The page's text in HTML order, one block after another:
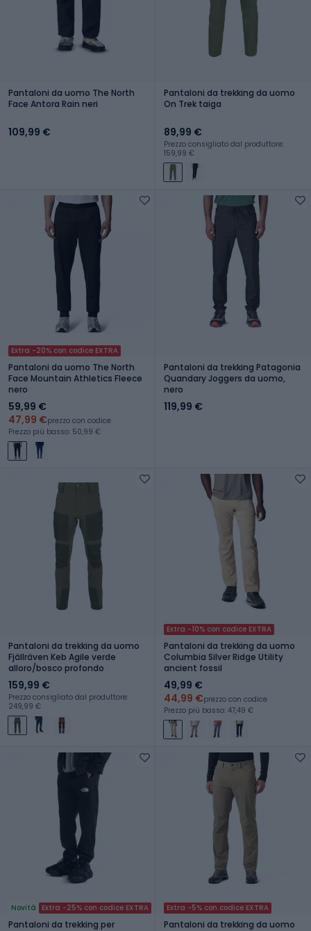
Pantaloni da uomo The North
Face Antora Rain neri
109,99 €
Pantaloni da trekking da uomo
On Trek taiga
89,99 €
Prezzo consigliato dal produttore:
159,99 €
Extra -20% con codice EXTRA
Pantaloni da uomo The North
Face Mountain Athletics Fleece
nero
59,99 €
47,99 €prezzo con codice
Prezzo più basso: 50,99 €
Pantaloni da trekking Patagonia
Quandary Joggers da uomo,
nero
119,99 €
Pantaloni da trekking da uomo
Fjällräven Keb Agile verde
alloro/bosco profondo
159,99 €
Prezzo consigliato dal produttore:
249,99 €
Extra -10% con codice EXTRA
Pantaloni da trekking da uomo
Columbia Silver Ridge Utility
ancient fossil
49,99 €
44,99 €prezzo con codice
Prezzo più basso: 47,49 €
Novità Extra -25% con codice EXTRA
Pantaloni da trekking per
Extra -5% con codice EXTRA
Pantaloni da trekking da uomo